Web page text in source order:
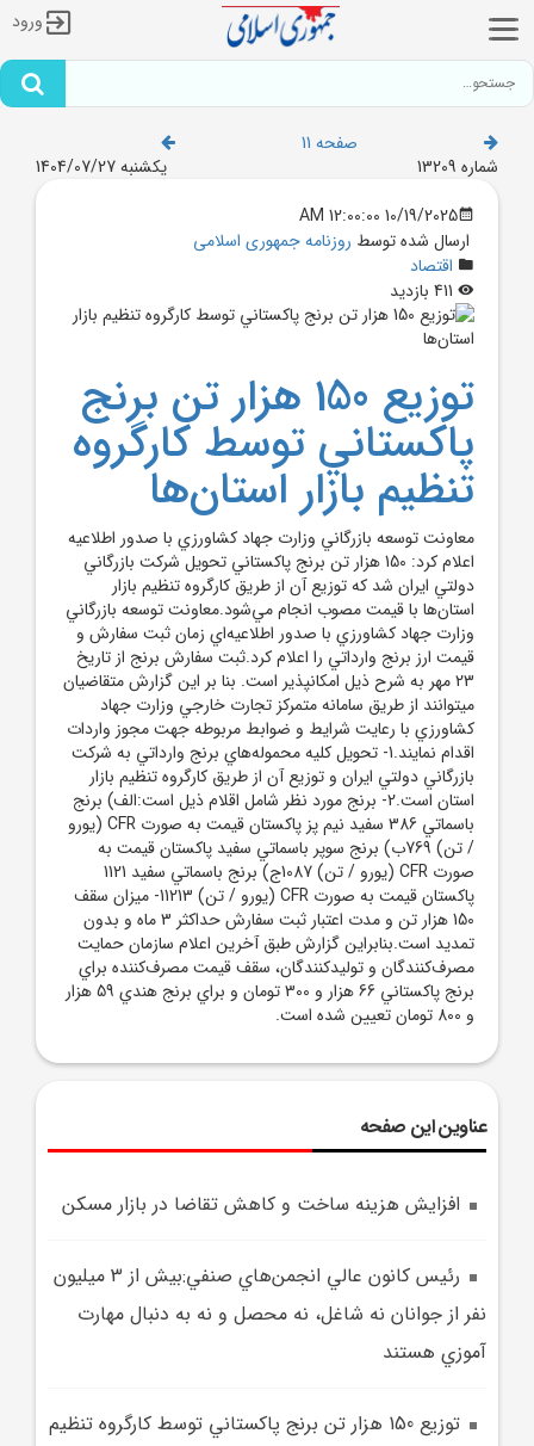
ورود
صفحه 11
شماره 13209
یکشنبه 1404/07/27
10/19/2025 12:00:00 AM
ارسال شده توسط روزنامه جمهوری اسلامی
اقتصاد
توزيع 150 هزار تن برنج
پاکستاني توسط کارگروه
تنظيم بازار استان‌ها
معاونت توسعه بازرگاني وزارت جهاد کشاورزي با صدور اطلاعيه
اعلام کرد: 150 هزار تن برنج پاکستاني تحويل شرکت بازرگاني
دولتي ايران شد که توزيع آن از طريق کارگروه تنظيم بازار
استان‌ها با قيمت مصوب انجام مي‌شود.معاونت توسعه بازرگاني
وزارت جهاد کشاورزي با صدور اطلاعيه‌اي زمان ثبت سفارش و
قيمت ارز برنج وارداتي را اعلام کرد.ثبت سفارش برنج از تاريخ
23 مهر به شرح ذيل امکانپذير است. بنا بر اين گزارش متقاضيان
ميتوانند از طريق سامانه متمرکز تجارت خارجي وزارت جهاد
کشاورزي با رعايت شرايط و ضوابط مربوطه جهت مجوز واردات
اقدام نمايند.1- تحويل کليه محموله‌هاي برنج وارداتي به شرکت
بازرگاني دولتي ايران و توزيع آن از طريق کارگروه تنظيم بازار
استان است.2- برنج مورد نظر شامل اقلام ذيل است:الف) برنج
باسماتي 386 سفيد نيم پز پاکستان قيمت به صورت CFR (يورو
/ تن) 769ب) برنج سوپر باسماتي سفيد پاکستان قيمت به
صورت CFR (يورو / تن) 1087ج) برنج باسماتي سفيد 1121
پاکستان قيمت به صورت CFR (يورو / تن) 11213- ميزان سقف
150 هزار تن و مدت اعتبار ثبت سفارش حداکثر 3 ماه و بدون
تمديد است.بنابراين گزارش طبق آخرين اعلام سازمان حمايت
مصرف‌کنندگان و توليدکنندگان، سقف قيمت مصرف‌کننده براي
برنج پاکستاني 66 هزار و 300 تومان و براي برنج هندي 59 هزار
و 800 تومان تعيين شده است.
عناوین این صفحه
افزايش هزينه ساخت و کاهش تقاضا در بازار مسکن
رئيس کانون عالي انجمن‌هاي صنفي:بيش از 3 ميليون
نفر از جوانان نه شاغل، نه محصل و نه به دنبال مهارت
آموزي هستند
توزيع 150 هزار تن برنج پاکستاني توسط کارگروه تنظيم